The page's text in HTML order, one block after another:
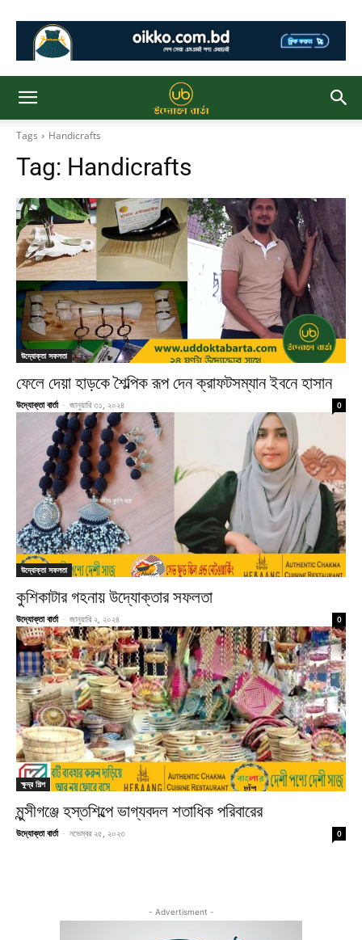
Tags Handicrafts
Tag: Handicrafts
উদ্যোক্তা সফলতা
ফেলে দেয়া হাড়কে শৈল্পিক রূপ দেন ক্রাফটসম্যান ইবনে হাসান
উদ্যোক্তা বার্তা - জানুয়ারি ৩১, ২০২৪ 0
উদ্যোক্তা সফলতা
কুশিকাটার গহনায় উদ্যোক্তার সফলতা
উদ্যোক্তা বার্তা - জানুয়ারি ২, ২০২৪ 0
ক্ষুদ্র শিল্প
মুন্সীগঞ্জে হস্তশিল্পে ভাগ্যবদল শতাধিক পরিবারের
উদ্যোক্তা বার্তা - নভেম্বর ২৫, ২০২৩ 0
- Advertisment -